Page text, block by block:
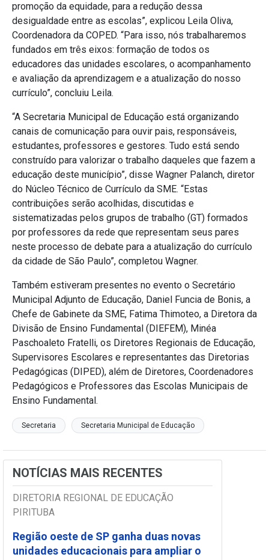
promoção da equidade, para a redução dessa
desigualdade entre as escolas”, explicou Leila Oliva,
Coordenadora da COPED. “Para isso, nós trabalharemos
fundados em três eixos: formação de todos os
educadores das unidades escolares, o acompanhamento
e avaliação da aprendizagem e a atualização do nosso
currículo”, concluiu Leila.
“A Secretaria Municipal de Educação está organizando
canais de comunicação para ouvir pais, responsáveis,
estudantes, professores e gestores. Tudo está sendo
construído para valorizar o trabalho daqueles que fazem a
educação deste município”, disse Wagner Palanch, diretor
do Núcleo Técnico de Currículo da SME. “Estas
contribuições serão acolhidas, discutidas e
sistematizadas pelos grupos de trabalho (GT) formados
por professores da rede que representam seus pares
neste processo de debate para a atualização do currículo
da cidade de São Paulo”, completou Wagner.
Também estiveram presentes no evento o Secretário
Municipal Adjunto de Educação, Daniel Funcia de Bonis, a
Chefe de Gabinete da SME, Fatima Thimoteo, a Diretora da
Divisão de Ensino Fundamental (DIEFEM), Minéa
Paschoaleto Fratelli, os Diretores Regionais de Educação,
Supervisores Escolares e representantes das Diretorias
Pedagógicas (DIPED), além de Diretores, Coordenadores
Pedagógicos e Professores das Escolas Municipais de
Ensino Fundamental.
Secretaria Secretaria Municipal de Educação
NOTÍCIAS MAIS RECENTES
DIRETORIA REGIONAL DE EDUCAÇÃO
PIRITUBA
Região oeste de SP ganha duas novas
unidades educacionais para ampliar o